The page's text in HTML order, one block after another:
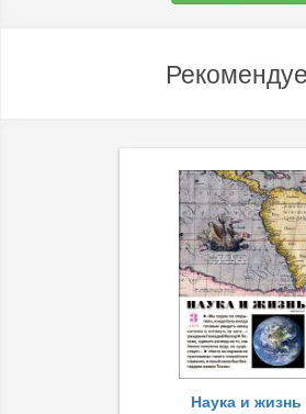
Наука и жизнь